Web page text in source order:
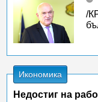
/
Икономика
Недостиг на